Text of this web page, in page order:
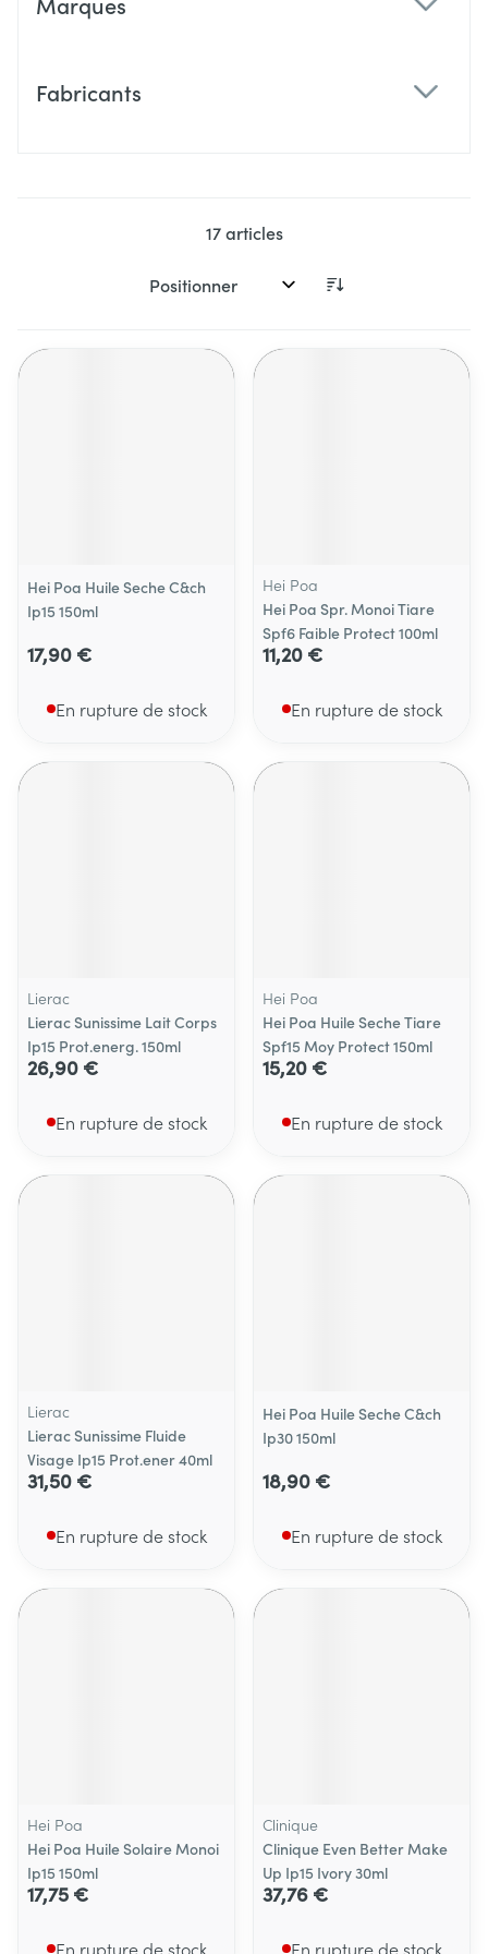
Fabricants
17articles
Trier par:
Hei Poa Huile Seche C&ch
Ip15 150ml
17,90 €
En rupture de stock
Hei Poa
Hei Poa Spr. Monoi Tiare
Spf6 Faible Protect 100ml
11,20 €
En rupture de stock
Lierac
Lierac Sunissime Lait Corps
Ip15 Prot.energ. 150ml
26,90 €
En rupture de stock
Hei Poa
Hei Poa Huile Seche Tiare
Spf15 Moy Protect 150ml
15,20 €
En rupture de stock
Lierac
Lierac Sunissime Fluide
Visage Ip15 Prot.ener 40ml
31,50 €
En rupture de stock
Hei Poa Huile Seche C&ch
Ip30 150ml
18,90 €
En rupture de stock
Hei Poa
Hei Poa Huile Solaire Monoi
Ip15 150ml
17,75 €
En rupture de stock
Clinique
Clinique Even Better Make
Up Ip15 Ivory 30ml
37,76 €
En rupture de stock